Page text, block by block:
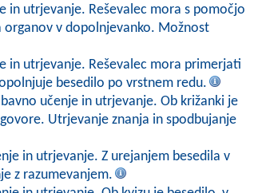
in utrjevanje. Reševalec mora s pomočjo
organov v dopolnjevanko. Možnost
in utrjevanje. Reševalec mora primerjati
besedilo po vrstnem redu.
učenje in utrjevanje. Ob križanki je
Utrjevanje znanja in spodbujanje
in utrjevanje. Z urejanjem besedila v
z razumevanjem.